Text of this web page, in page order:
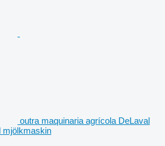
outra maquinaria agrícola DeLaval
mjölkmaskin